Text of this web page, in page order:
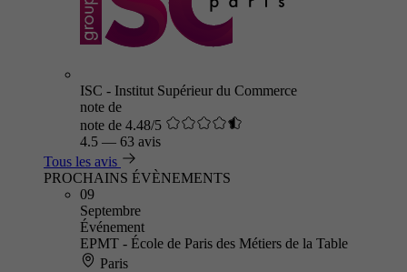
ISC - Institut Supérieur du Commerce
note de
note de 4.48/5
4.5 — 63 avis
Tous les avis
PROCHAINS ÉVÈNEMENTS
09
Septembre
Événement
EPMT - École de Paris des Métiers de la Table
Paris